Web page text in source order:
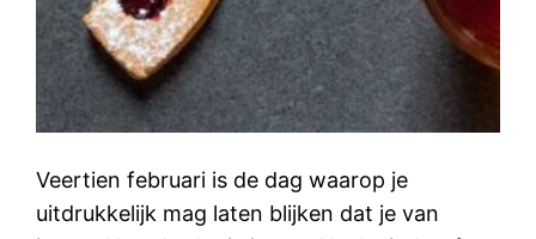
Veertien februari is de dag waarop je
uitdrukkelijk mag laten blijken dat je van